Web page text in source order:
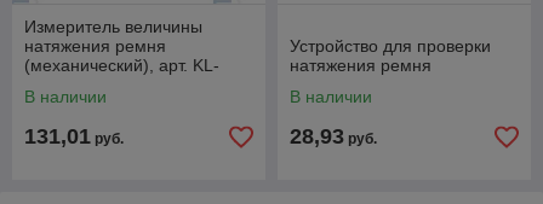
Измеритель величины
натяжения ремня
(механический), арт. KL-
В наличии
131,01 руб.
Устройство для проверки
натяжения ремня
В наличии
28,93 руб.